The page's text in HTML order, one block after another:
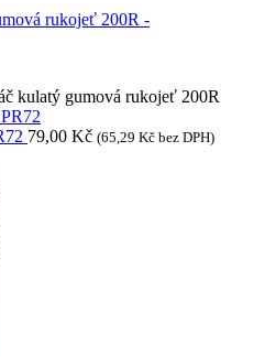
kulatý gumová rukojeť 200R
79,00 Kč (65,29 Kč bez DPH)